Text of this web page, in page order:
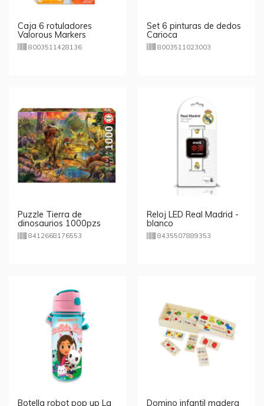
Caja 6 rotuladores
Valorous Markers
Carioca Baby
8003511428136
Set 6 pinturas de dedos
Carioca
8003511023003
Puzzle Tierra de
dinosaurios 1000pzs
8412668176553
Reloj LED Real Madrid -
blanco
8435507889353
Botella robot pop up La
Domino infantil madera